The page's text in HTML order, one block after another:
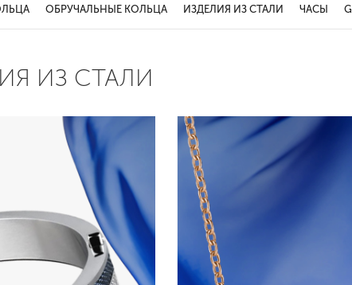
ОБРУЧАЛЬНЫЕ КОЛЬЦА ИЗДЕЛИЯ ИЗ СТАЛИ ЧАСЫ
ИЗ СТАЛИ